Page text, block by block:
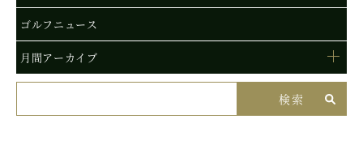
ゴルフニュース
月間アーカイブ